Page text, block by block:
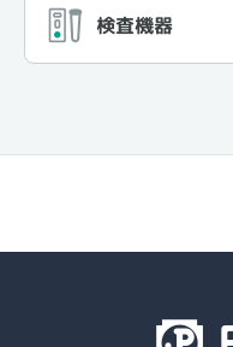
検査機器